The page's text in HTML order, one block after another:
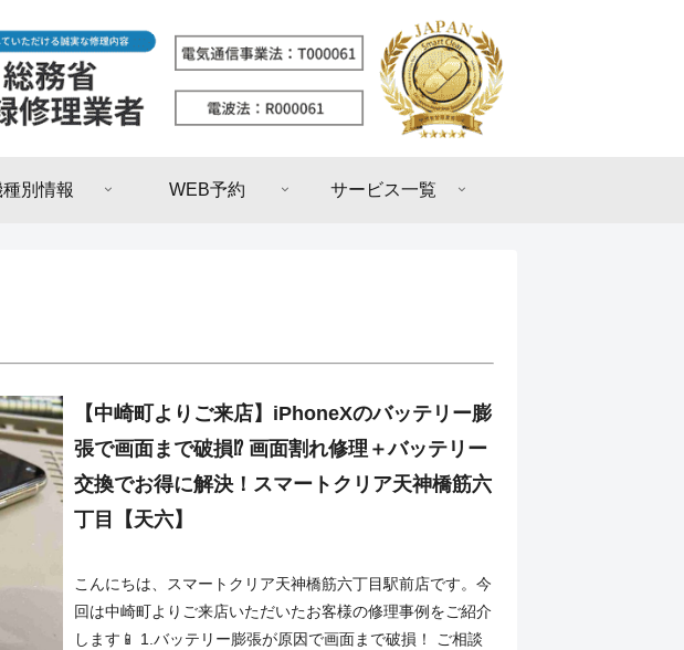
別情報 WEB予約 サービス一覧
【中崎町よりご来店】iPhoneXのバッテリー膨
張で画面まで破損⁉ 画面割れ修理＋バッテリー
交換でお得に解決！スマートクリア天神橋筋六
丁目【天六】
こんにちは、スマートクリア天神橋筋六丁目駅前店です。今
回は中崎町よりご来店いただいたお客様の修理事例をご紹介
します📱 1.バッテリー膨張が原因で画面まで破損！ ご相談